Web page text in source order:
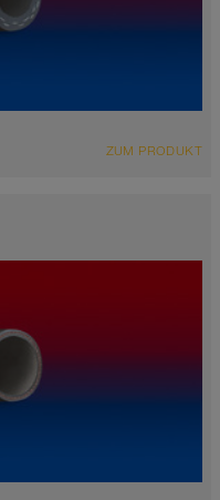
ZUM PRODUKT